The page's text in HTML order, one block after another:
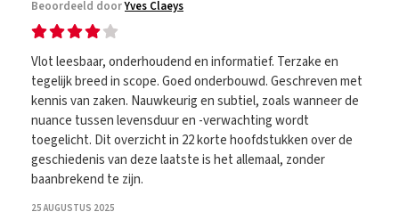
Beoordeeld doorYves Claeys
Vlot leesbaar, onderhoudend en informatief. Terzake en
tegelijk breed in scope. Goed onderbouwd. Geschreven met
kennis van zaken. Nauwkeurig en subtiel, zoals wanneer de
nuance tussen levensduur en -verwachting wordt
toegelicht. Dit overzicht in 22 korte hoofdstukken over de
geschiedenis van deze laatste is het allemaal, zonder
baanbrekend te zijn.
25 AUGUSTUS 2025